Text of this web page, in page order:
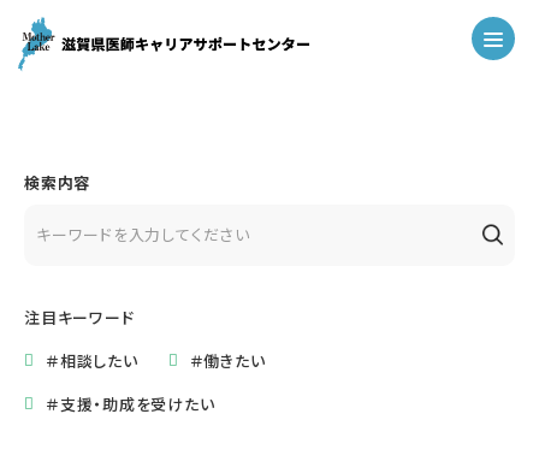
検索内容
注目キーワード
＃相談したい
＃働きたい
＃支援・助成を受けたい